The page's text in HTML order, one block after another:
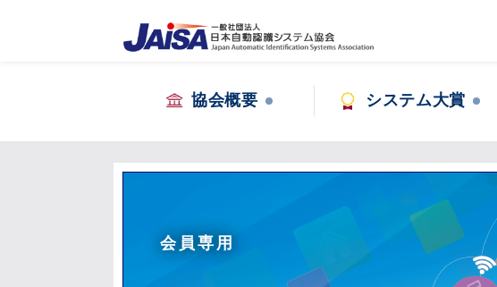
協会概要 システム大賞
会員専用